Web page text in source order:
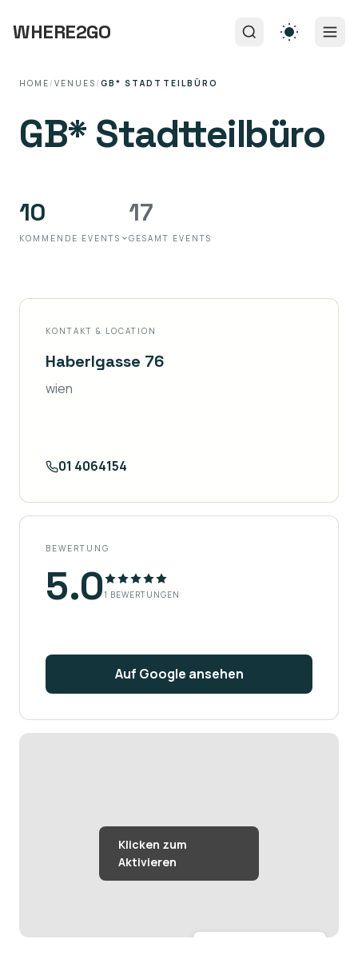
WHERE2GO
HOME / VENUES / GB* STADTTEILBÜRO
GB* Stadtteilbüro
10
KOMMENDE EVENTS
17
GESAMT EVENTS
KONTAKT & LOCATION
Haberlgasse 76
wien
01 4064154
BEWERTUNG
5.01 BEWERTUNGEN
Auf Google ansehen